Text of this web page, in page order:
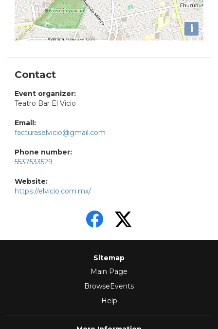
i
Contact
Event organizer:
Teatro Bar El Vicio
Email:
facturaselvicio@gmail.com
Phone number:
5537533529
Website:
https://elvicio.com.mx/
Sitemap
Main Page
BrowseEvents
Help